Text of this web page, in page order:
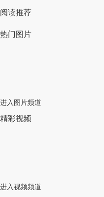
阅读推荐
热门图片
进入图片频道
精彩视频
进入视频频道